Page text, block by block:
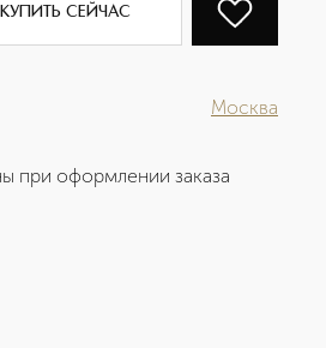
КУПИТЬ СЕЙЧАС
Москва
при оформлении заказа